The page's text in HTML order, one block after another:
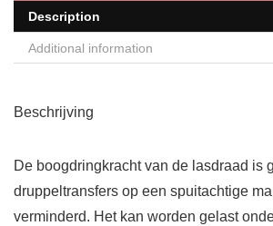
Description
Additional information
Beschrijving
De boogdringkracht van de lasdraad is
druppeltransfers op een spuitachtige
verminderd. Het kan worden gelast